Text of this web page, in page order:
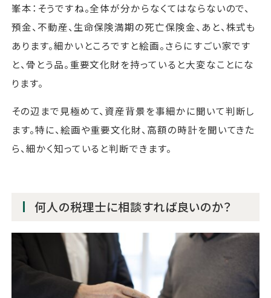
峯本：そうですね。全体が分からなくてはならないので、
預金、不動産、生命保険満期の死亡保険金、あと、株式も
あります。細かいところですと絵画。さらにすごい家です
と、骨とう品。重要文化財を持っていると大変なことにな
ります。
その辺まで見極めて、資産背景を事細かに聞いて判断し
ます。特に、絵画や重要文化財、高額の時計を聞いてきた
ら、細かく知っていると判断できます。
何人の税理士に相談すれば良いのか？